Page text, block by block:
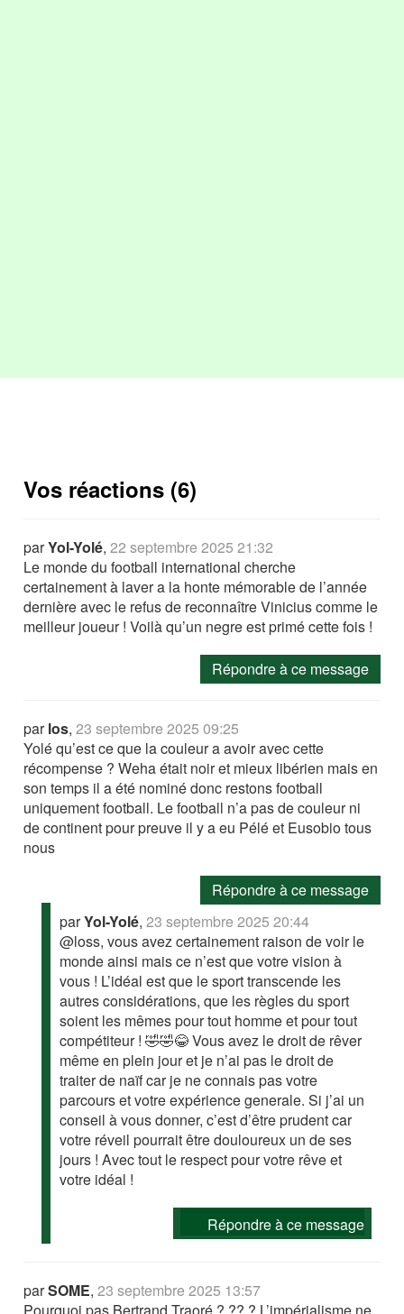
Vos réactions (6)
parYol-Yolé,22 septembre 2025 21:32
Le monde du football international cherche
certainement à laver a la honte mémorable de l’année
dernière avec le refus de reconnaître Vinicius comme le
meilleur joueur ! Voilà qu’un negre est primé cette fois !
Répondre à ce message
parlos,23 septembre 2025 09:25
Yolé qu’est ce que la couleur a avoir avec cette
récompense ? Weha était noir et mieux libérien mais en
son temps il a été nominé donc restons football
uniquement football. Le football n’a pas de couleur ni
de continent pour preuve il y a eu Pélé et Eusobio tous
nous
Répondre à ce message
parYol-Yolé,23 septembre 2025 20:44
@loss, vous avez certainement raison de voir le
monde ainsi mais ce n’est que votre vision à
vous ! L’idéal est que le sport transcende les
autres considérations, que les règles du sport
soient les mêmes pour tout homme et pour tout
compétiteur ! 🤣🤣😂 Vous avez le droit de rêver
même en plein jour et je n’ai pas le droit de
traiter de naïf car je ne connais pas votre
parcours et votre expérience generale. Si j’ai un
conseil à vous donner, c’est d’être prudent car
votre réveil pourrait être douloureux un de ses
jours ! Avec tout le respect pour votre rêve et
votre idéal !
Répondre à ce message
parSOME,23 septembre 2025 13:57